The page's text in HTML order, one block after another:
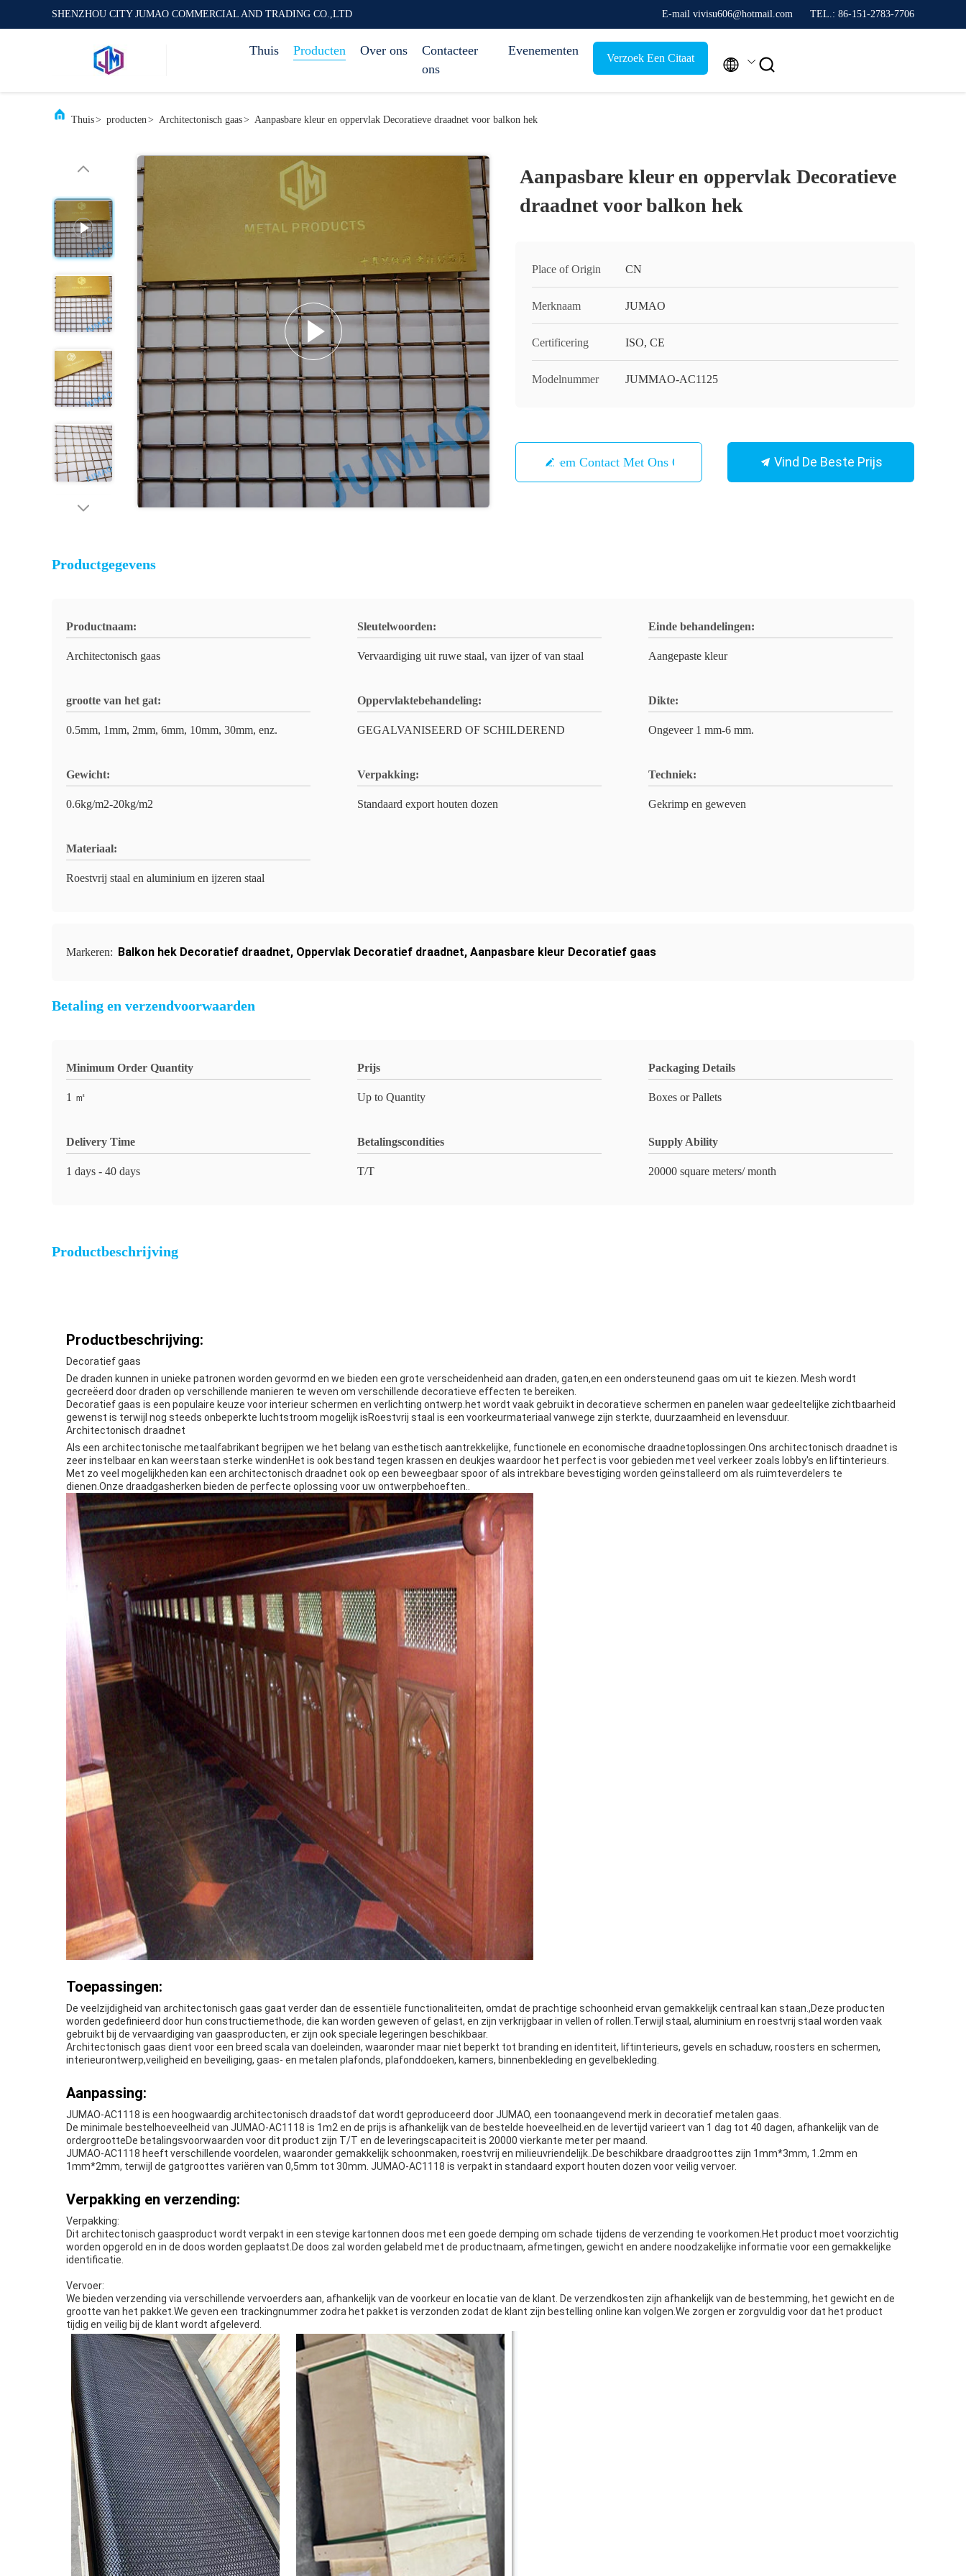
SHENZHOU CITY JUMAO COMMERCIAL AND TRADING CO.,LTD E-mail vivisu606@hotmail.com TEL.: 86-151-2783-7706
Thuis Producten Over ons
Contacteer
ons
Evenementen
Verzoek Een Citaat  
Thuis> producten> Architectonisch gaas> Aanpasbare kleur en oppervlak Decoratieve draadnet voor balkon hek
Aanpasbare kleur en oppervlak Decoratieve
draadnet voor balkon hek
Place of Origin CN
Merknaam JUMAO
Certificering ISO, CE
Modelnummer JUMMAO-AC1125
Neem Contact Met Ons Op Vind De Beste Prijs
Productgegevens
Productnaam:
Architectonisch gaas
Sleutelwoorden:
Vervaardiging uit ruwe staal, van ijzer of van staal
Einde behandelingen:
Aangepaste kleur
grootte van het gat:
0.5mm, 1mm, 2mm, 6mm, 10mm, 30mm, enz.
Oppervlaktebehandeling:
GEGALVANISEERD OF SCHILDEREND
Dikte:
Ongeveer 1 mm-6 mm.
Gewicht:
0.6kg/m2-20kg/m2
Verpakking:
Standaard export houten dozen
Techniek:
Gekrimp en geweven
Materiaal:
Roestvrij staal en aluminium en ijzeren staal
Markeren: Balkon hek Decoratief draadnet, Oppervlak Decoratief draadnet, Aanpasbare kleur Decoratief gaas
Betaling en verzendvoorwaarden
Minimum Order Quantity
1 ㎡
Prijs
Up to Quantity
Packaging Details
Boxes or Pallets
Delivery Time
1 days - 40 days
Betalingscondities
T/T
Supply Ability
20000 square meters/ month
Productbeschrijving
Productbeschrijving:
Decoratief gaas
De draden kunnen in unieke patronen worden gevormd en we bieden een grote verscheidenheid aan draden, gaten,en een ondersteunend gaas om uit te kiezen. Mesh wordt
gecreëerd door draden op verschillende manieren te weven om verschillende decoratieve effecten te bereiken.
Decoratief gaas is een populaire keuze voor interieur schermen en verlichting ontwerp.het wordt vaak gebruikt in decoratieve schermen en panelen waar gedeeltelijke zichtbaarheid
gewenst is terwijl nog steeds onbeperkte luchtstroom mogelijk isRoestvrij staal is een voorkeurmateriaal vanwege zijn sterkte, duurzaamheid en levensduur.
Architectonisch draadnet
Als een architectonische metaalfabrikant begrijpen we het belang van esthetisch aantrekkelijke, functionele en economische draadnetoplossingen.Ons architectonisch draadnet is
zeer instelbaar en kan weerstaan sterke windenHet is ook bestand tegen krassen en deukjes waardoor het perfect is voor gebieden met veel verkeer zoals lobby's en liftinterieurs.
Met zo veel mogelijkheden kan een architectonisch draadnet ook op een beweegbaar spoor of als intrekbare bevestiging worden geïnstalleerd om als ruimteverdelers te
dienen.Onze draadgasherken bieden de perfecte oplossing voor uw ontwerpbehoeften..
Toepassingen:
De veelzijdigheid van architectonisch gaas gaat verder dan de essentiële functionaliteiten, omdat de prachtige schoonheid ervan gemakkelijk centraal kan staan.,Deze producten
worden gedefinieerd door hun constructiemethode, die kan worden geweven of gelast, en zijn verkrijgbaar in vellen of rollen.Terwijl staal, aluminium en roestvrij staal worden vaak
gebruikt bij de vervaardiging van gaasproducten, er zijn ook speciale legeringen beschikbaar.
Architectonisch gaas dient voor een breed scala van doeleinden, waaronder maar niet beperkt tot branding en identiteit, liftinterieurs, gevels en schaduw, roosters en schermen,
interieurontwerp,veiligheid en beveiliging, gaas- en metalen plafonds, plafonddoeken, kamers, binnenbekleding en gevelbekleding.
Aanpassing:
JUMAO-AC1118 is een hoogwaardig architectonisch draadstof dat wordt geproduceerd door JUMAO, een toonaangevend merk in decoratief metalen gaas.
De minimale bestelhoeveelheid van JUMAO-AC1118 is 1m2 en de prijs is afhankelijk van de bestelde hoeveelheid.en de levertijd varieert van 1 dag tot 40 dagen, afhankelijk van de
ordergrootteDe betalingsvoorwaarden voor dit product zijn T/T en de leveringscapaciteit is 20000 vierkante meter per maand.
JUMAO-AC1118 heeft verschillende voordelen, waaronder gemakkelijk schoonmaken, roestvrij en milieuvriendelijk..De beschikbare draadgroottes zijn 1mm*3mm, 1.2mm en
1mm*2mm, terwijl de gatgroottes variëren van 0,5mm tot 30mm. JUMAO-AC1118 is verpakt in standaard export houten dozen voor veilig vervoer.
Verpakking en verzending:
Verpakking:
Dit architectonisch gaasproduct wordt verpakt in een stevige kartonnen doos met een goede demping om schade tijdens de verzending te voorkomen.Het product moet voorzichtig
worden opgerold en in de doos worden geplaatst.De doos zal worden gelabeld met de productnaam, afmetingen, gewicht en andere noodzakelijke informatie voor een gemakkelijke
identificatie.
Vervoer:
We bieden verzending via verschillende vervoerders aan, afhankelijk van de voorkeur en locatie van de klant. De verzendkosten zijn afhankelijk van de bestemming, het gewicht en de
grootte van het pakket.We geven een trackingnummer zodra het pakket is verzonden zodat de klant zijn bestelling online kan volgen.We zorgen er zorgvuldig voor dat het product
tijdig en veilig bij de klant wordt afgeleverd.